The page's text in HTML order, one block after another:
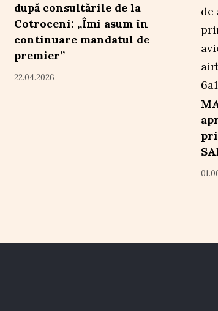
după consultările de la
Cotroceni: „Îmi asum în
continuare mandatul de
premier”
22.04.2026